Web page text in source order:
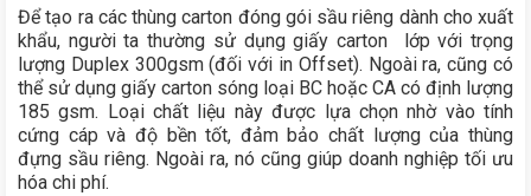
Để tạo ra các thùng carton đóng gói sầu riêng dành cho xuất
khẩu, người ta thường sử dụng giấy carton lớp với trọng
lượng Duplex 300gsm (đối với in Offset). Ngoài ra, cũng có
thể sử dụng giấy carton sóng loại BC hoặc CA có định lượng
185 gsm. Loại chất liệu này được lựa chọn nhờ vào tính
cứng cáp và độ bền tốt, đảm bảo chất lượng của thùng
đựng sầu riêng. Ngoài ra, nó cũng giúp doanh nghiệp tối ưu
hóa chi phí.